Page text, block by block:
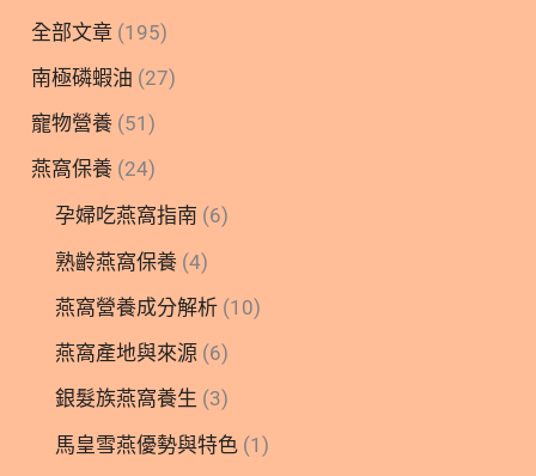
全部文章 (195)
南極磷蝦油 (27)
寵物營養 (51)
燕窩保養 (24)
孕婦吃燕窩指南 (6)
熟齡燕窩保養 (4)
燕窩營養成分解析 (10)
燕窩產地與來源 (6)
銀髮族燕窩養生 (3)
馬皇雪燕優勢與特色 (1)